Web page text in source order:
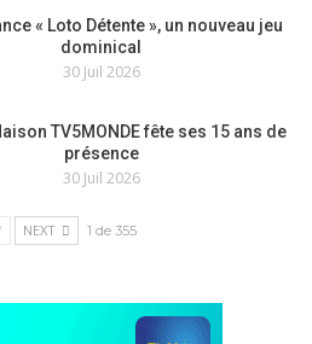
« Loto Détente », un nouveau jeu
dominical
30 Juil 2026
TV5MONDE fête ses 15 ans de
présence
30 Juil 2026
NEXT 1 de 355